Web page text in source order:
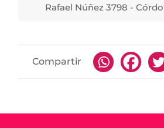
Rafael Núñez 3798 -
Compartir